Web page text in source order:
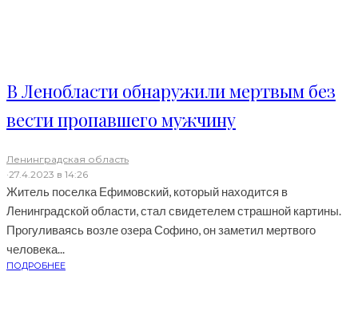
В Ленобласти обнаружили мертвым без
вести пропавшего мужчину
Ленинградская область
·27.4.2023 в 14:26
Житель поселка Ефимовский, который находится в
Ленинградской области, стал свидетелем страшной картины.
Прогуливаясь возле озера Софино, он заметил мертвого
человека...
ПОДРОБНЕЕ